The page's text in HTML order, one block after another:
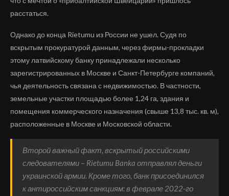
расстаться.
Однако до конца Rietumu из России не ушел. Судя по
вскрытым прокуратурой данным, через фирмы-прокладки
этому латвийскому банку принадлежали несколько
зарегистрированных в Москве и Санкт-Петербурге компаний,
чья деятельность связана с недвижимостью. В частности,
земельные участки площадью более 1,24 га, здания и
помещения коммерческого назначения (свыше 13,8 тыс. кв. м),
расположенные в Москве и Московской области.
Второй важный факт, вскрытый российскими
следователями – Rietumu Banka отправлял деньги
украинской армии. Кроме того, банк присоединился
к антироссийским санкциям: в феврале 2022-го